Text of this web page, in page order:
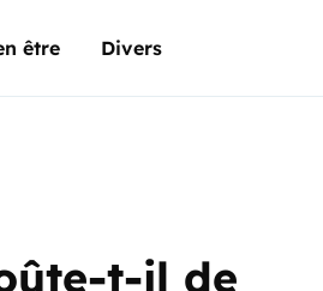
être Divers
t-il de